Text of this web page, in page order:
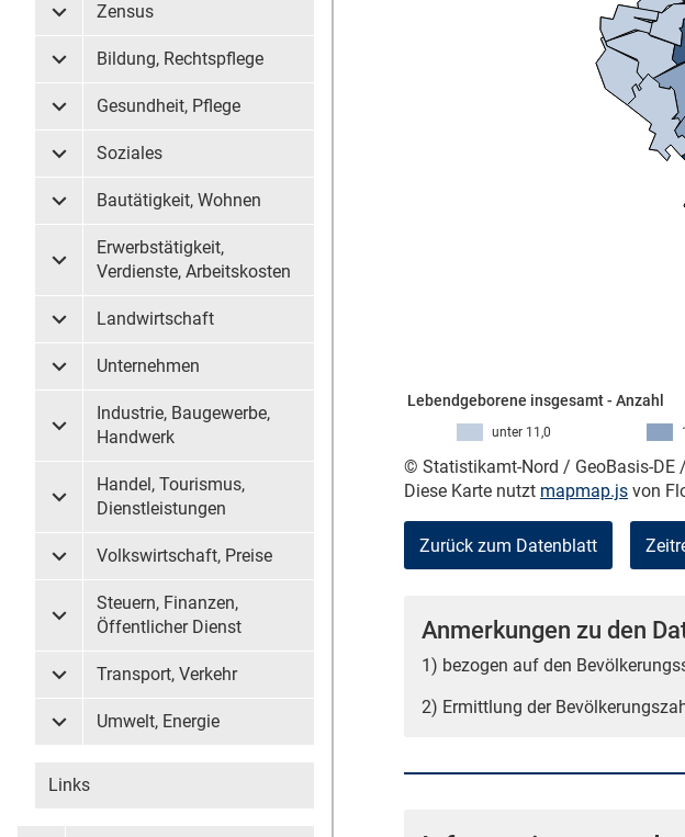
Untermenü Zensus
Zensus
Untermenü Bildung, Rechtspflege
Bildung, Rechtspflege
Untermenü Gesundheit, Pflege
Gesundheit, Pflege
Untermenü Soziales
Soziales
Untermenü Bautätigkeit, Wohnen
Bautätigkeit, Wohnen
Untermenü Erwerbstätigkeit, Verdienste, Arbeitskosten
Erwerbstätigkeit,
Verdienste, Arbeitskosten
Untermenü Landwirtschaft
Landwirtschaft
Untermenü Unternehmen
Unternehmen
Untermenü Industrie, Baugewerbe, Handwerk
Industrie, Baugewerbe,
Handwerk
Untermenü Handel, Tourismus, Dienstleistungen
Handel, Tourismus,
Dienstleistungen
Untermenü Volkswirtschaft, Preise
Volkswirtschaft, Preise
Untermenü Steuern, Finanzen, Öffentlicher Dienst
Steuern, Finanzen,
Öffentlicher Dienst
Untermenü Transport, Verkehr
Transport, Verkehr
Untermenü Umwelt, Energie
Umwelt, Energie
Links
Lebendgeborene insgesamt - Anzahl
unter 11,0
© Statistikamt-Nord / GeoBasis-DE /
Diese Karte nutzt mapmap.js von
Zurück zum Datenblatt
Anmerkungen zu den
1) bezogen auf den
2) Ermittlung der